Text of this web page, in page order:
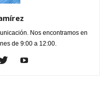
Nos encontramos en
de 9:00 a 12:00.